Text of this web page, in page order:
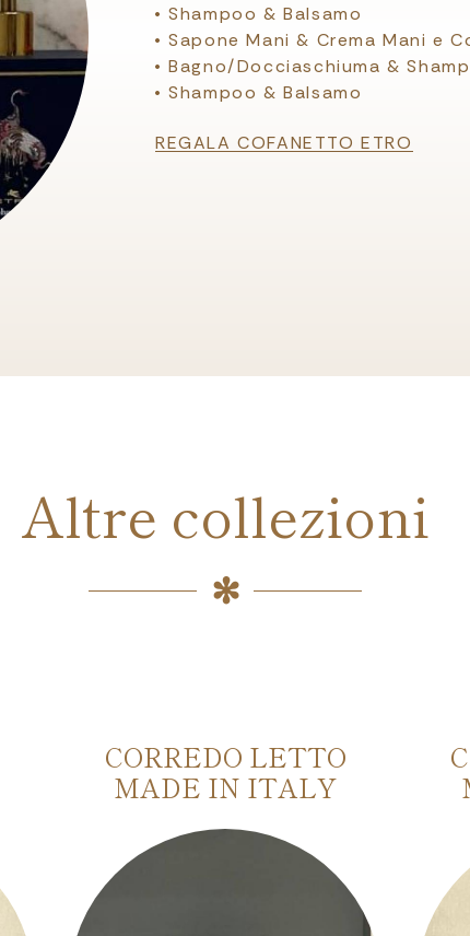
• Shampoo & Balsamo
• Sapone Mani & Crema Mani e
• Bagno/Docciaschiuma &
• Shampoo & Balsamo
REGALA COFANETTO ETRO
Altre collezioni
CORREDO LETTO
MADE IN ITALY